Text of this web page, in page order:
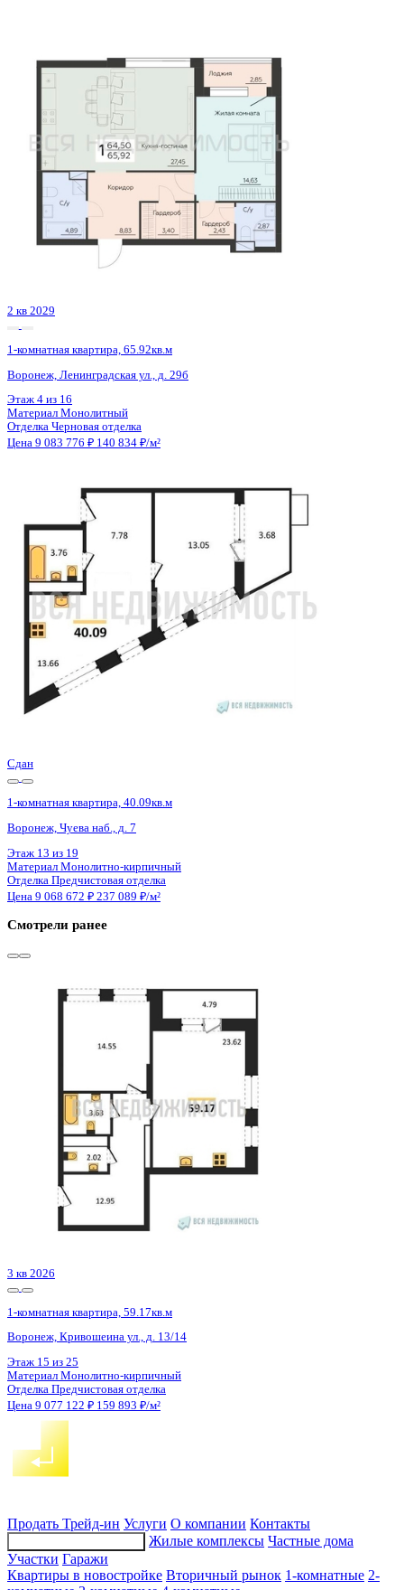
3 кв 2026
1-комнатная квартира, 59.17кв.м
Этаж
Материал
Монолитно-кирпичный
Отделка Предчистовая отделка
Цена 9 075 309 ₽ 159 861 ₽/м²
3 кв 2030
1-комнатная квартира, 44.16кв.м
Воронеж, Массалитинова наб., д. 1/1
Этаж 6 из 12
Отделка Черновая отделка
Сдан
1-комнатная квартира, 60.9кв.м
Воронеж, Содружества бул., д. 5
Этаж 14 из 15
Материал
Продать Трейд-ин Услуги О компании Контакты
Жилые комплексы Частные дома
Участки Гаражи
Квартиры в новостройке Вторичный рынок 1-комнатные 2-